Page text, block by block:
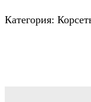
Категория: